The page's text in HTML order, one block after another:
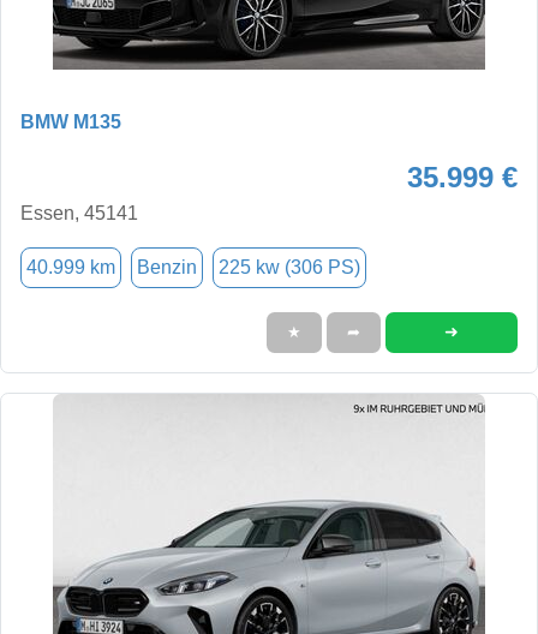
BMW M135
35.999 €
Essen, 45141
40.999 km Benzin 225 kw (306 PS)
★ ➦ ➜